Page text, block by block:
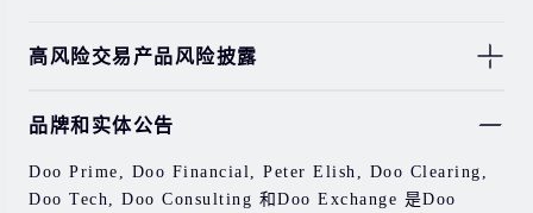
高风险交易产品风险披露
券，期货，差价合约和其他金融产品交易涉及高风险，可
过去的投资表现并不代表其未来的表现。
品牌和实体公告
Doo Prime, Doo Financial, Peter Elish, Doo Clearing,
Doo Tech, Doo Consulting 和Doo Exchange 是Doo